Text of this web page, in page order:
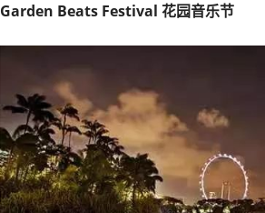
Garden Beats Festival 花园音乐节